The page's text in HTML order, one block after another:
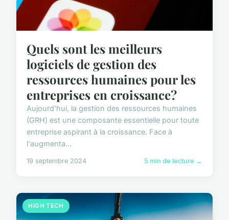
Quels sont les meilleurs
logiciels de gestion des
ressources humaines pour les
entreprises en croissance?
Aujourd'hui, la gestion des ressources humaines
(GRH) est une composante essentielle pour toute
entreprise aspirant à la croissance. Face à
l'augmenta...
19 septembre 2024 5 min de lecture →
HIGH TECH